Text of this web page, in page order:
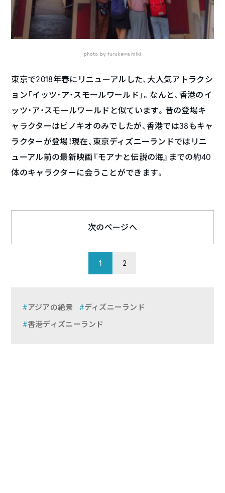
photo by furukawa miki
東京で2018年春にリニューアルした、大人気アトラクシ
ョン「イッツ・ア・スモールワールド」。なんと、香港のイ
ッツ・ア・スモールワールドと似ています。昔の登場キ
ャラクターはピノキオのみでしたが、香港では38もキャ
ラクターが登場！現在、東京ディズニーランドではリニ
ューアル前の最新映画『モアナと伝説の海』までの約40
体のキャラクターに会うことができます。
1 2
次のページへ
アジアの絶景
ディズニーランド
香港ディズニーランド